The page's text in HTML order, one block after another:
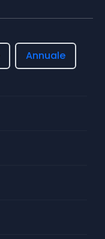
Annuale